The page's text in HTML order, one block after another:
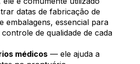
datas de fabricação de
embalagens, essencial para
de qualidade de cada
médicos — ele ajuda a